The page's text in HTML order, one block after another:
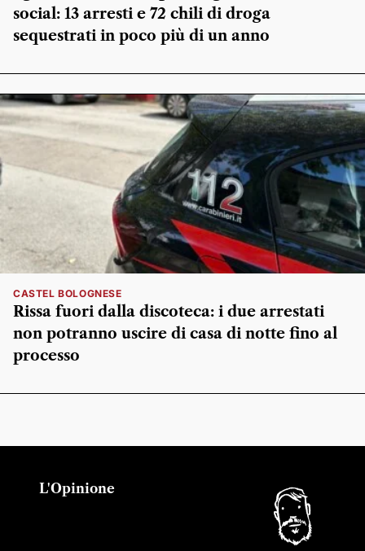
social: 13 arresti e 72 chili di droga
sequestrati in poco più di un anno
CASTEL BOLOGNESE
Rissa fuori dalla discoteca: i due arrestati
non potranno uscire di casa di notte fino al
processo
L'Opinione